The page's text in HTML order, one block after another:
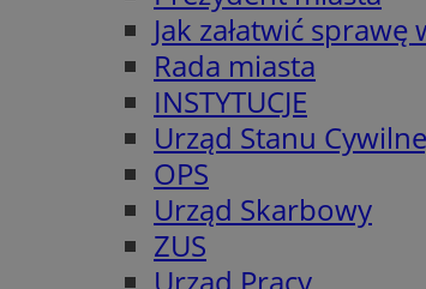
Jak załatwić
Rada miasta
INSTYTUCJE
Urząd Stanu
OPS
Urząd Skarbowy
ZUS
Urząd Pracy